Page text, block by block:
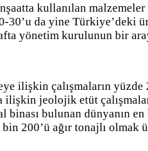
kullanılan
da yine Türkiye’deki
yönetim kurulunun bir
ilişkin çalışmaların
jeolojik etüt
bulunan dünyanın
200’ü ağır tonajlı olmak